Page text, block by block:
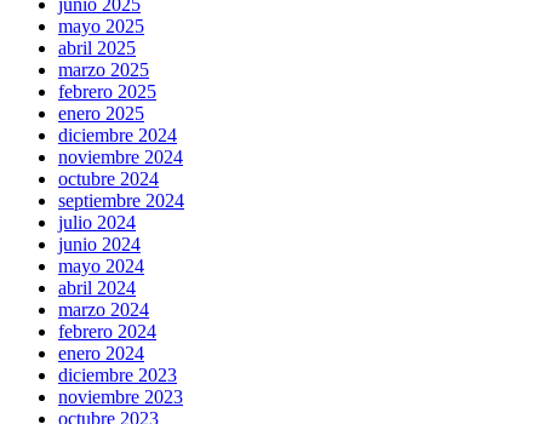
mayo 2025
abril 2025
marzo 2025
febrero 2025
enero 2025
diciembre 2024
noviembre 2024
octubre 2024
septiembre 2024
julio 2024
junio 2024
mayo 2024
abril 2024
marzo 2024
febrero 2024
enero 2024
diciembre 2023
noviembre 2023
octubre 2023